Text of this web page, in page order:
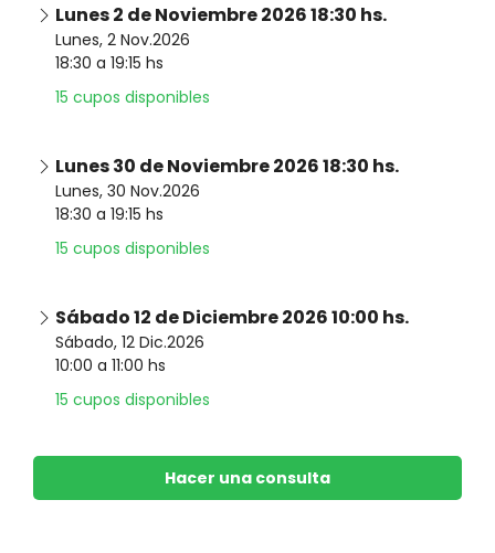
Lunes 2 de Noviembre 2026 18:30 hs.
Lunes, 2 Nov.2026
18:30 a 19:15 hs
15 cupos disponibles
Lunes 30 de Noviembre 2026 18:30 hs.
Lunes, 30 Nov.2026
18:30 a 19:15 hs
15 cupos disponibles
Sábado 12 de Diciembre 2026 10:00 hs.
Sábado, 12 Dic.2026
10:00 a 11:00 hs
15 cupos disponibles
Hacer una consulta